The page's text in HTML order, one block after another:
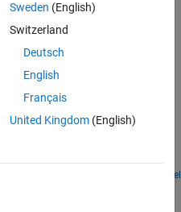
value of the result.
STM32 Processor
processor.
Open Model
Sweden (English)
Switzerland
Deutsch
English
Français
United Kingdom(English)